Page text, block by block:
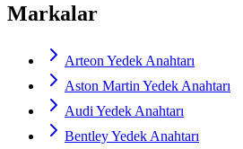
Markalar
Arteon Yedek Anahtarı
Aston Martin Yedek Anahtarı
Audi Yedek Anahtarı
Bentley Yedek Anahtarı